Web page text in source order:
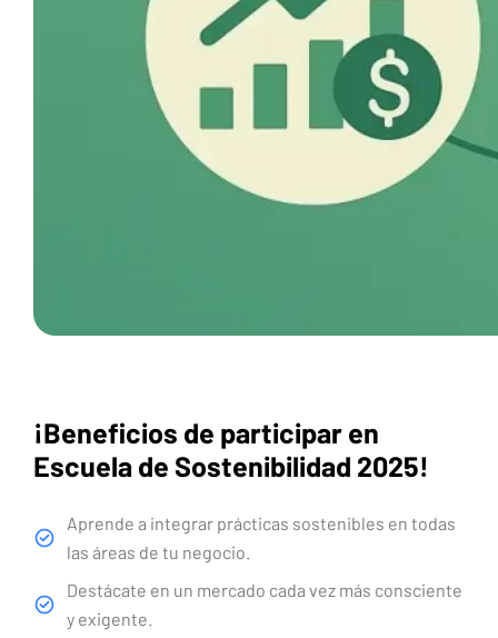
¡Beneficios de participar en
Escuela de Sostenibilidad 2025!
Aprende a integrar prácticas sostenibles en todas
las áreas de tu negocio.
Destácate en un mercado cada vez más consciente
y exigente.